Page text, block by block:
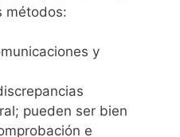
métodos:
y
pueden ser bien
e